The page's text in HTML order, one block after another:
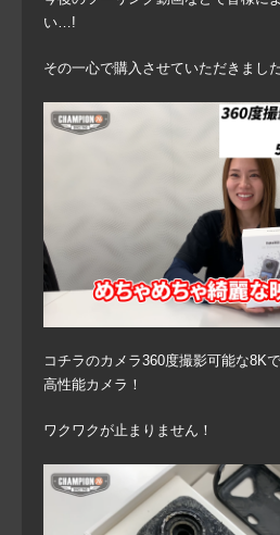
い…!
その一心で購入させていただきまし
コチラのカメラ360度撮影可能な8K
高性能カメラ！
ワクワクが止まりません！